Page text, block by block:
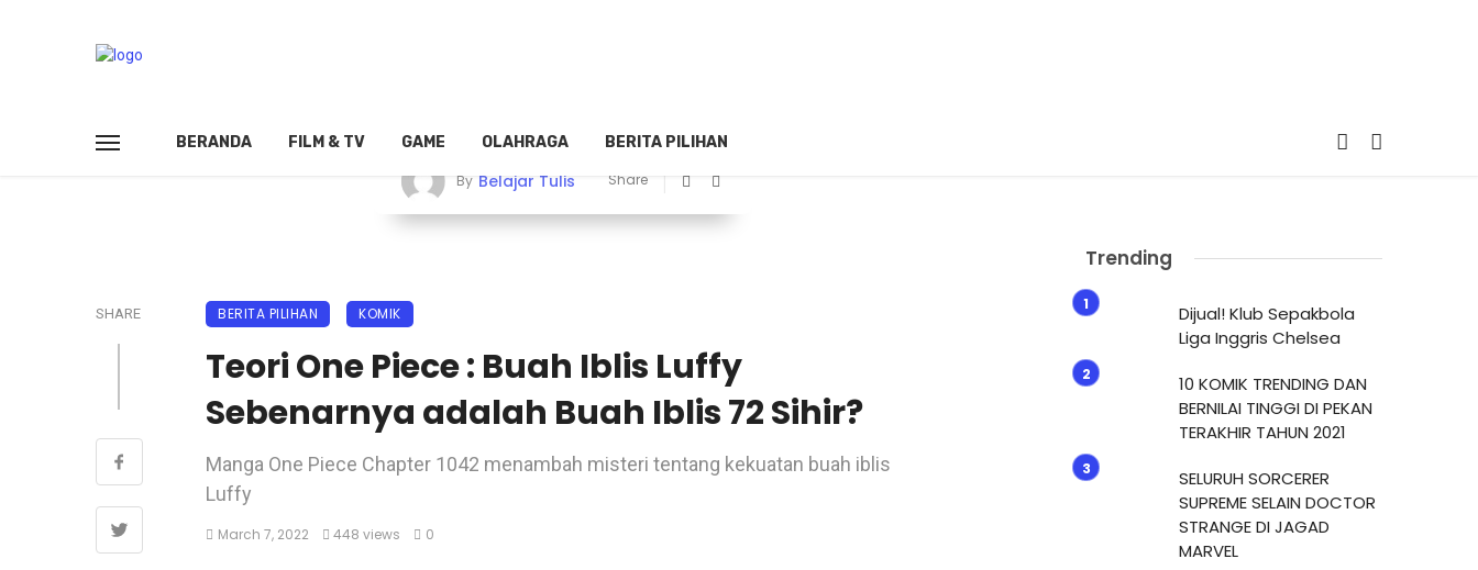
BERANDA FILM & TV GAME OLAHRAGA BERITA PILIHAN
By Belajar Tulis Share
SHARE BERITA PILIHAN KOMIK
Teori One Piece : Buah Iblis Luffy
Sebenarnya adalah Buah Iblis 72 Sihir?
Manga One Piece Chapter 1042 menambah misteri tentang kekuatan buah iblis
Luffy
March 7, 2022 448 views 0
Trending
Dijual! Klub Sepakbola
Liga Inggris Chelsea
10 KOMIK TRENDING DAN
BERNILAI TINGGI DI PEKAN
TERAKHIR TAHUN 2021
SELURUH SORCERER
SUPREME SELAIN DOCTOR
STRANGE DI JAGAD
MARVEL